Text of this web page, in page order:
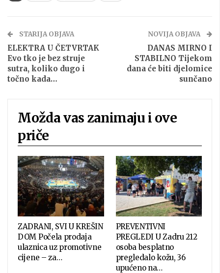
STARIJA OBJAVA
ELEKTRA U ČETVRTAK
Evo tko je bez struje
sutra, koliko dugo i
točno kada…
NOVIJA OBJAVA
DANAS MIRNO I
STABILNO Tijekom
dana će biti djelomice
sunčano
Možda vas zanimaju i ove
priče
ZADRANI, SVI U KREŠIN
DOM Počela prodaja
ulaznica uz promotivne
cijene – za…
PREVENTIVNI
PREGLEDI U Zadru 212
osoba besplatno
pregledalo kožu, 36
upućeno na…